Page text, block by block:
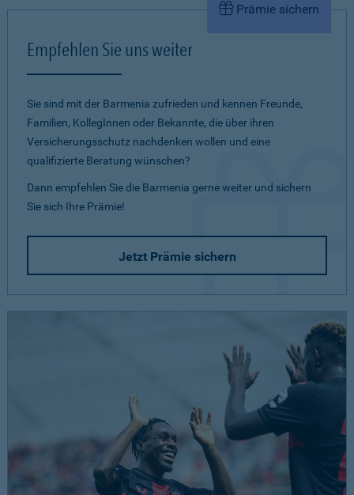
Prämie sichern
Empfehlen Sie uns weiter
Sie sind mit der Barmenia zufrieden und kennen Freunde,
Familien, KollegInnen oder Bekannte, die über ihren
Versicherungsschutz nachdenken wollen und eine
qualifizierte Beratung wünschen?
Dann empfehlen Sie die Barmenia gerne weiter und sichern
Sie sich Ihre Prämie!
Jetzt Prämie sichern